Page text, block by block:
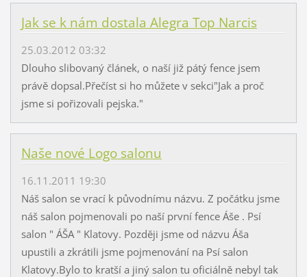
Jak se k nám dostala Alegra Top Narcis
25.03.2012 03:32
Dlouho slibovaný článek, o naší již pátý fence jsem
právě dopsal.Přečíst si ho můžete v sekci"Jak a proč
jsme si pořizovali pejska."
Naše nové Logo salonu
16.11.2011 19:30
Náš salon se vrací k původnímu názvu. Z počátku jsme
náš salon pojmenovali po naší první fence Áše . Psí
salon " ÁŠA " Klatovy. Později jsme od názvu Áša
upustili a zkrátili jsme pojmenování na Psí salon
Klatovy.Bylo to kratší a jiný salon tu oficiálně nebyl tak